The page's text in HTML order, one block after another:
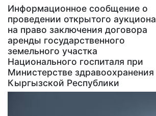
Информационное сообщение о
проведении открытого аукциона
на право заключения договора
аренды государственного
земельного участка
Национального госпиталя при
Министерстве здравоохранения
Кыргызской Республики